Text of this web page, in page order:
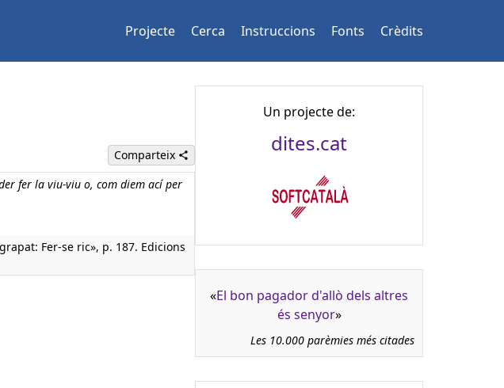
Projecte Cerca Instruccions Fonts Crèdits
Comparteix
fer la viu-viu o, com diem ací per
Fer-se ric», p. 187. Edicions
Un projecte de:
dites.cat
«El bon pagador d'allò dels altres
és senyor»
Les 10.000 parèmies més citades